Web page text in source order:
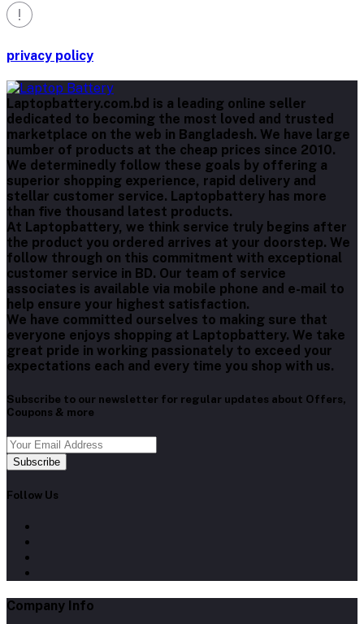
privacy policy
Laptopbattery.com.bd is a leading online seller
dedicated to becoming the most loved and trusted
marketplace on the web in Bangladesh. We have large
number of products at the cheap prices since 2010.
We determinedly follow these goals by offering a
superior shopping experience, rapid delivery and
stellar customer service. Laptopbattery has more
than five thousand latest products.
At Laptopbattery, we think service truly begins after
the product you ordered arrives at your doorstep. We
follow through on this commitment with exceptional
customer service in BD. Our team of service
associates is available via mobile phone and e-mail to
help ensure your highest satisfaction.
We have committed ourselves to making sure that
everyone enjoys shopping at Laptopbattery. We take
great pride in working passionately to exceed your
expectations each and every time you shop with us.
Subscribe to our newsletter for regular updates about Offers,
Coupons & more
Subscribe
Follow Us
Company Info